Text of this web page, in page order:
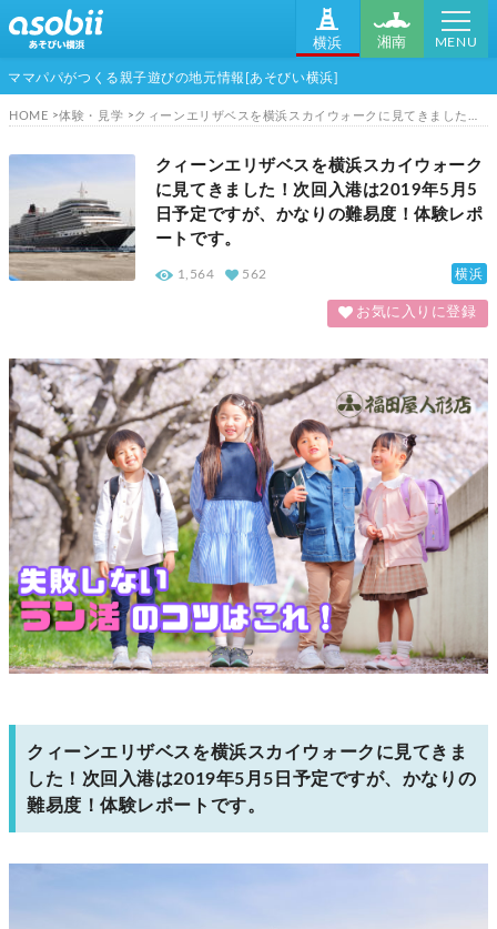
横浜 湘南 MENU
ママパパがつくる親子遊びの地元情報[あそびい横浜]
HOME 体験・見学 クィーンエリザベスを横浜スカイウォークに見てきました！次回入港は2019年5月5日予定ですが、かなりの難易度！体験レポートです。
クィーンエリザベスを横浜スカイウォーク
に見てきました！次回入港は2019年5月5
日予定ですが、かなりの難易度！体験レポ
ートです。
横浜
1,564 562
お気に入りに登録
クィーンエリザベスを横浜スカイウォークに見てきま
した！次回入港は2019年5月5日予定ですが、かなりの
難易度！体験レポートです。